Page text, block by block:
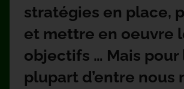
stratégies en place,
et mettre en oeuvre
objectifs … Mais pour
plupart d’entre nous